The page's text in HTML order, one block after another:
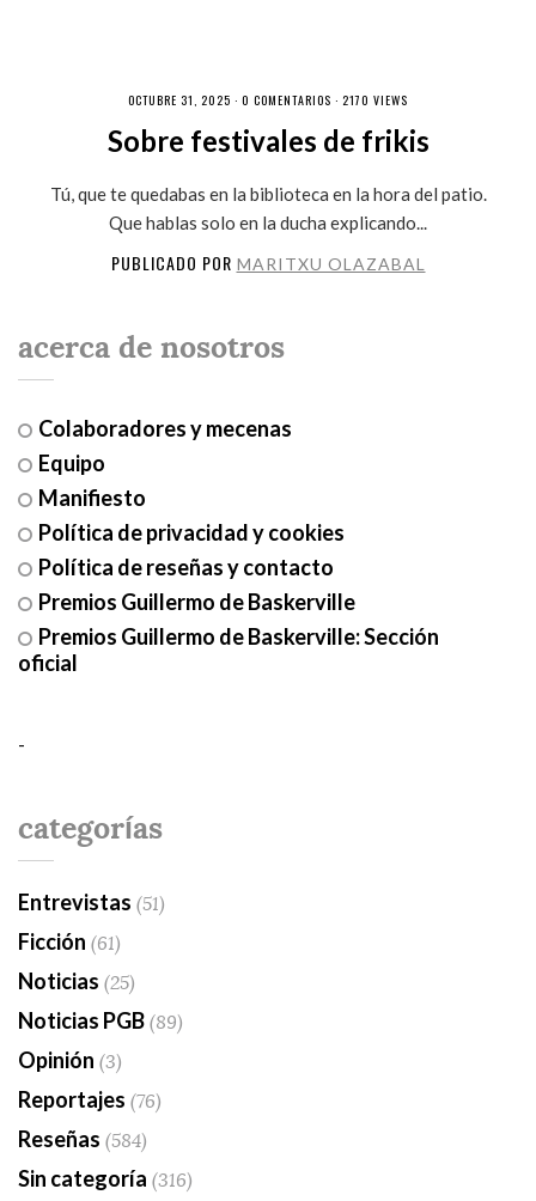
OCTUBRE 31, 2025 · 0 COMENTARIOS · 2170 VIEWS
Sobre festivales de frikis
Tú, que te quedabas en la biblioteca en la hora del patio.
Que hablas solo en la ducha explicando...
PUBLICADO POR MARITXU OLAZABAL
acerca de nosotros
Colaboradores y mecenas
Equipo
Manifiesto
Política de privacidad y cookies
Política de reseñas y contacto
Premios Guillermo de Baskerville
Premios Guillermo de Baskerville: Sección
oficial
-
categorías
Entrevistas (51)
Ficción (61)
Noticias (25)
Noticias PGB(89)
Opinión (3)
Reportajes (76)
Reseñas (584)
Sin categoría (316)